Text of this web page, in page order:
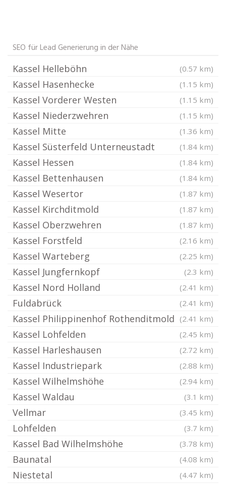
SEO für Lead Generierung in der Nähe
Kassel Helleböhn (0.57 km)
Kassel Hasenhecke (1.15 km)
Kassel Vorderer Westen (1.15 km)
Kassel Niederzwehren (1.15 km)
Kassel Mitte (1.36 km)
Kassel Süsterfeld Unterneustadt (1.84 km)
Kassel Hessen (1.84 km)
Kassel Bettenhausen (1.84 km)
Kassel Wesertor (1.87 km)
Kassel Kirchditmold (1.87 km)
Kassel Oberzwehren (1.87 km)
Kassel Forstfeld (2.16 km)
Kassel Warteberg (2.25 km)
Kassel Jungfernkopf (2.3 km)
Kassel Nord Holland (2.41 km)
Fuldabrück (2.41 km)
Kassel Philippinenhof Rothenditmold (2.41 km)
Kassel Lohfelden (2.45 km)
Kassel Harleshausen (2.72 km)
Kassel Industriepark (2.88 km)
Kassel Wilhelmshöhe (2.94 km)
Kassel Waldau (3.1 km)
Vellmar (3.45 km)
Lohfelden (3.7 km)
Kassel Bad Wilhelmshöhe (3.78 km)
Baunatal (4.08 km)
Niestetal (4.47 km)